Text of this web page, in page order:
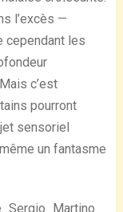
l’excès —
cependant les
c’est
pourront
sensoriel
un fantasme